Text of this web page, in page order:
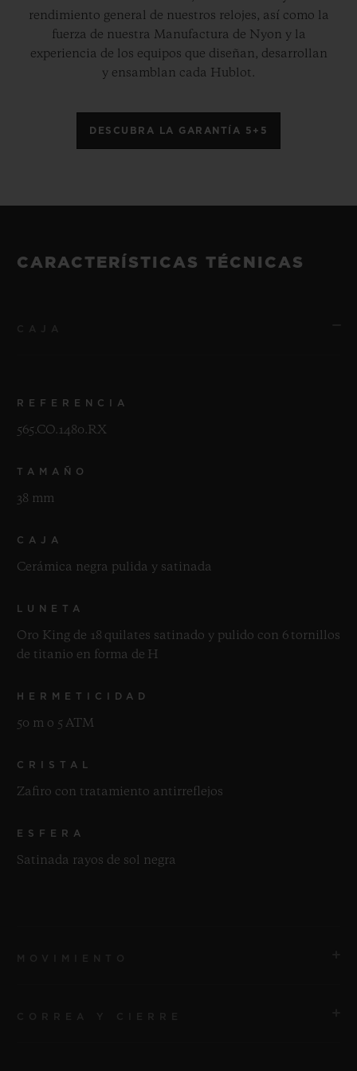
rendimiento general de nuestros relojes, así como la
fuerza de nuestra Manufactura de Nyon y la
experiencia de los equipos que diseñan, desarrollan
y ensamblan cada Hublot.
DESCUBRA LA GARANTÍA 5+5
CARACTERÍSTICAS TÉCNICAS
REFERENCIA
565.CO.1480.RX
TAMAÑO
38 mm
CAJA
Cerámica negra pulida y satinada
LUNETA
Oro King de 18 quilates satinado y pulido con 6 tornillos
de titanio en forma de H
HERMETICIDAD
50 m o 5 ATM
CRISTAL
Zafiro con tratamiento antirreflejos
ESFERA
Satinada rayos de sol negra